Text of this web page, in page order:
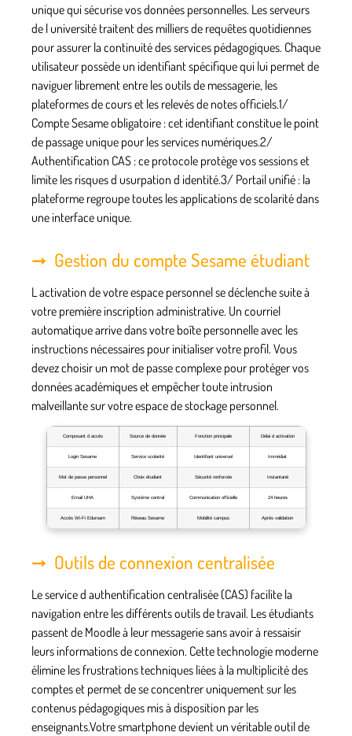
unique qui sécurise vos données personnelles. Les serveurs
de l université traitent des milliers de requêtes quotidiennes
pour assurer la continuité des services pédagogiques. Chaque
utilisateur possède un identifiant spécifique qui lui permet de
naviguer librement entre les outils de messagerie, les
plateformes de cours et les relevés de notes officiels.1/
Compte Sesame obligatoire : cet identifiant constitue le point
de passage unique pour les services numériques.2/
Authentification CAS : ce protocole protège vos sessions et
limite les risques d usurpation d identité.3/ Portail unifié : la
plateforme regroupe toutes les applications de scolarité dans
une interface unique.
Gestion du compte Sesame étudiant
L activation de votre espace personnel se déclenche suite à
votre première inscription administrative. Un courriel
automatique arrive dans votre boîte personnelle avec les
instructions nécessaires pour initialiser votre profil. Vous
devez choisir un mot de passe complexe pour protéger vos
données académiques et empêcher toute intrusion
malveillante sur votre espace de stockage personnel.
Composant d accès Source de donnée Fonction principale Délai d activation
Login Sesame Service scolarité Identifiant universel Immédiat
Mot de passe personnel Choix étudiant Sécurité renforcée Instantané
Email UHA Système central Communication officielle 24 heures
Accès Wi-Fi Eduroam Réseau Sesame Mobilité campus Après validation
Outils de connexion centralisée
Le service d authentification centralisée (CAS) facilite la
navigation entre les différents outils de travail. Les étudiants
passent de Moodle à leur messagerie sans avoir à ressaisir
leurs informations de connexion. Cette technologie moderne
élimine les frustrations techniques liées à la multiplicité des
comptes et permet de se concentrer uniquement sur les
contenus pédagogiques mis à disposition par les
enseignants.Votre smartphone devient un véritable outil de